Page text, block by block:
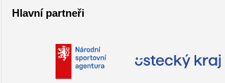
Hlavní partneři